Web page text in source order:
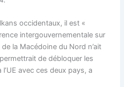
occidentaux, il est «
intergouvernementale sur
de la Macédoine du Nord n’ait
de débloquer les
avec ces deux pays, a